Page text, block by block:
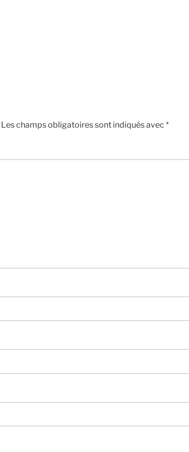
Les champs obligatoires sont indiqués avec *